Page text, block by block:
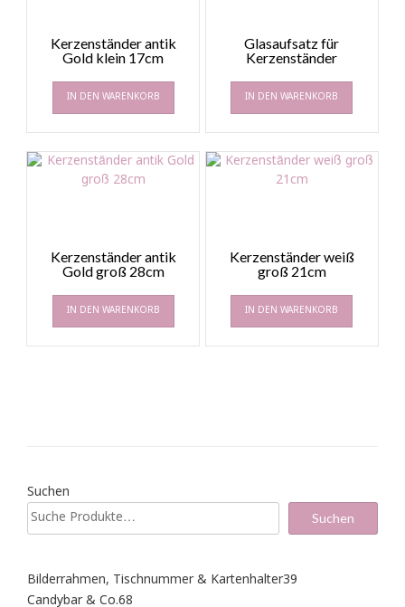
Kerzenständer antik
Gold klein 17cm
IN DEN WARENKORB
Glasaufsatz für
Kerzenständer
IN DEN WARENKORB
Kerzenständer antik
Gold groß 28cm
IN DEN WARENKORB
Kerzenständer weiß
groß 21cm
IN DEN WARENKORB
Suchen
Suchen
Bilderrahmen, Tischnummer & Kartenhalter39
Candybar & Co.68